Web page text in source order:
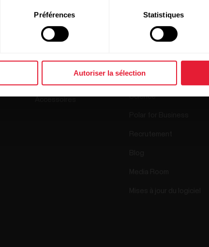
Préférences Statistiques
Autoriser la sélection
Produits
Montres
À propos de
Polar
À propos de nous
Science